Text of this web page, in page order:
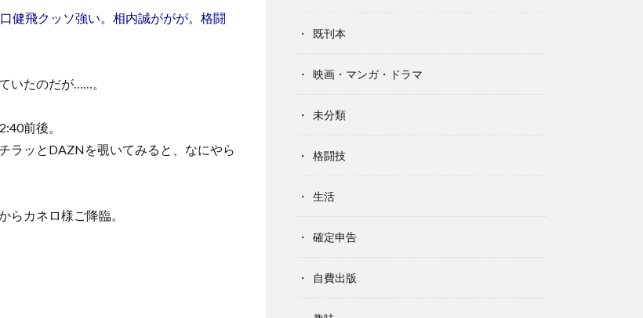
健飛クッソ強い。相内誠ががが。格闘
いたのだが……。
前後。
ラッとDAZNを覗いてみると、なにやら
らカネロ様ご降臨。
既刊本
映画・マンガ・ドラマ
未分類
格闘技
生活
確定申告
自費出版